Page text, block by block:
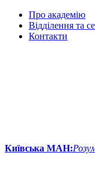
Про академію
Відділення та
Контакти
Київська МАН: